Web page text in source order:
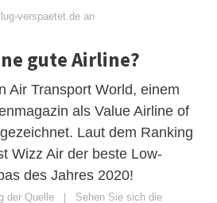
verspaetet.de an
gute Airline?
Air Transport World, einem
als Value Airline of
Laut dem Ranking
Wizz Air der beste Low-
des Jahres 2020!
der Quelle | Sehen Sie sich die